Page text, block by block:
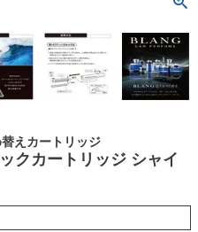
えカートリッジ
クカートリッジ シャイ